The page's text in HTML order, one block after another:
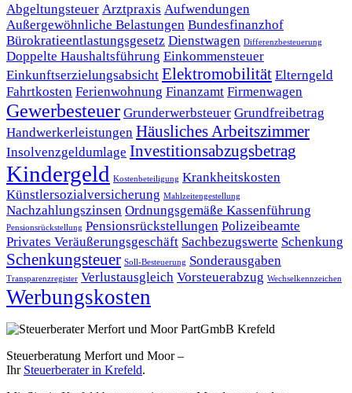
Abgeltungsteuer Arztpraxis Aufwendungen
Außergewöhnliche Belastungen Bundesfinanzhof
Bürokratieentlastungsgesetz Dienstwagen Differenzbesteuerung
Doppelte Haushaltsführung Einkommensteuer
Einkunftserzielungsabsicht Elektromobilität Elterngeld
Fahrtkosten Ferienwohnung Finanzamt Firmenwagen
Gewerbesteuer Grunderwerbsteuer Grundfreibetrag
Handwerkerleistungen Häusliches Arbeitszimmer
Insolvenzgeldumlage Investitionsabzugsbetrag
Kindergeld Kostenbeteiligung Krankheitskosten
Künstlersozialversicherung Mahlzeitengestellung
Nachzahlungszinsen Ordnungsgemäße Kassenführung
Pensionsrückstellung Pensionsrückstellungen Polizeibeamte
Privates Veräußerungsgeschäft Sachbezugswerte Schenkung
Schenkungsteuer Soll-Besteuerung Sonderausgaben
Transparenzregister Verlustausgleich Vorsteuerabzug Wechselkennzeichen
Werbungskosten
Steuerberatung Merfort und Moor –
Ihr Steuerberater in Krefeld.